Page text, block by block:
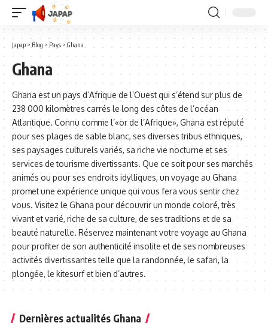
Japap > Blog > Pays > Ghana
Ghana
Ghana est un pays d’Afrique de l’Ouest qui s’étend sur plus de
238 000 kilomètres carrés le long des côtes de l’océan
Atlantique. Connu comme l’«or de l’Afrique», Ghana est réputé
pour ses plages de sable blanc, ses diverses tribus ethniques,
ses paysages culturels variés, sa riche vie nocturne et ses
services de tourisme divertissants. Que ce soit pour ses marchés
animés ou pour ses endroits idylliques, un voyage au Ghana
promet une expérience unique qui vous fera vous sentir chez
vous. Visitez le Ghana pour découvrir un monde coloré, très
vivant et varié, riche de sa culture, de ses traditions et de sa
beauté naturelle. Réservez maintenant votre voyage au Ghana
pour profiter de son authenticité insolite et de ses nombreuses
activités divertissantes telle que la randonnée, le safari, la
plongée, le kitesurf et bien d’autres.
Dernières actualités Ghana